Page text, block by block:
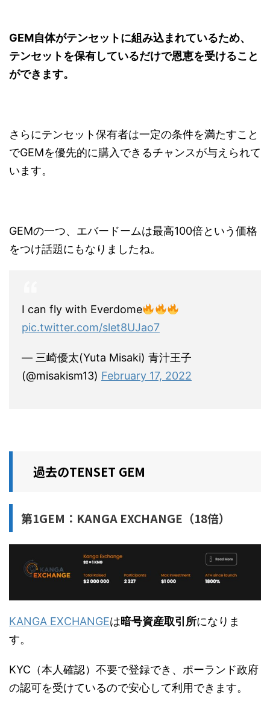
GEM自体がテンセットに組み込まれているため、
テンセットを保有しているだけで恩恵を受けること
ができます。
さらにテンセット保有者は一定の条件を満たすこと
でGEMを優先的に購入できるチャンスが与えられて
います。
GEMの一つ、エバードームは最高100倍という価格
をつけ話題にもなりましたね。
I can fly with Everdome
pic.twitter.com/slet8UJao7
— 三崎優太(Yuta Misaki) 青汁王子
(@misakism13) February 17, 2022
過去のTENSET GEM
第1GEM：KANGA EXCHANGE（18倍）
KANGA EXCHANGEは暗号資産取引所になりま
す。
KYC（本人確認）不要で登録でき、ポーランド政府
の認可を受けているので安心して利用できます。